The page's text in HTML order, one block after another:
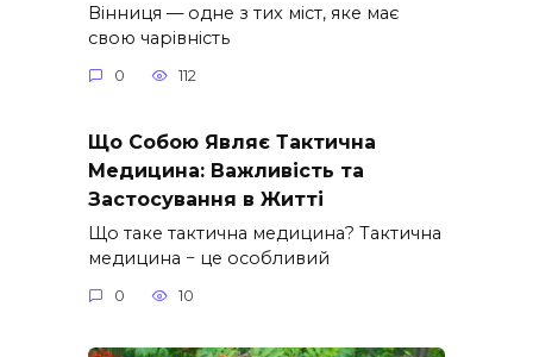
Вінниця — одне з тих міст, яке має
свою чарівність
0 112
Що Собою Являє Тактична
Медицина: Важливість та
Застосування в Житті
Що таке тактична медицина? Тактична
медицина − це особливий
0 10